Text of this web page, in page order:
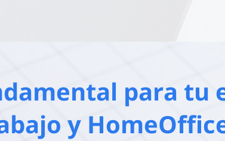
para tu
y